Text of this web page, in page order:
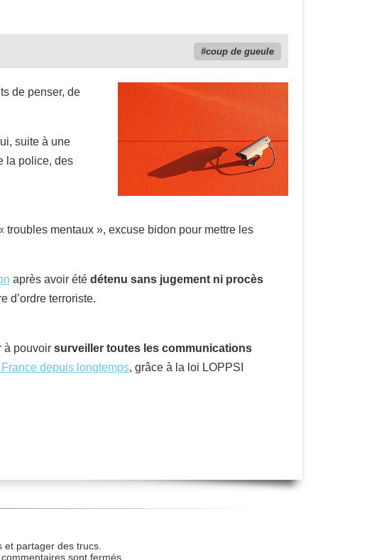
coup de gueule
de penser, de
suite à une
la police, des
troubles mentaux », excuse bidon pour mettre les
après avoir été détenu sans jugement ni procès
d’ordre terroriste.
à pouvoir surveiller toutes les communications
France depuis longtemps, grâce à la loi LOPPSI
et partager des trucs.
sont fermés.